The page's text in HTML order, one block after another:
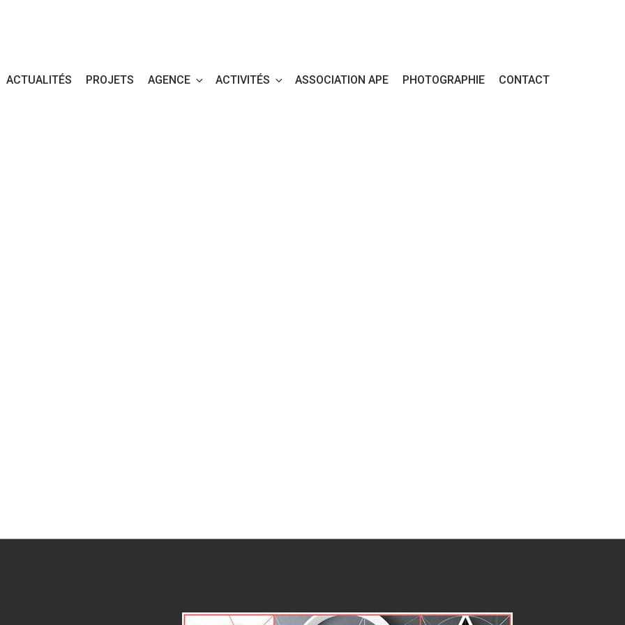
ACTUALITÉS PROJETS AGENCE ACTIVITÉS ASSOCIATION APE PHOTOGRAPHIE CONTACT